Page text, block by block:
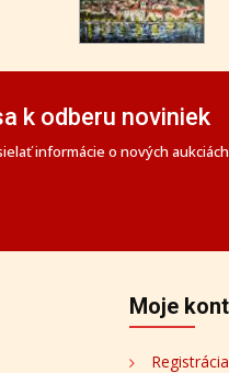
k odberu noviniek
informácie o nových
Moje
Registrácia